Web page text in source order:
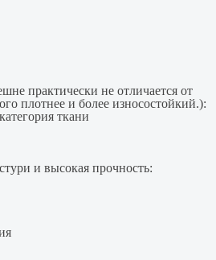
практически не отличается от
плотнее и более износостойкий.):
и высокая прочность: